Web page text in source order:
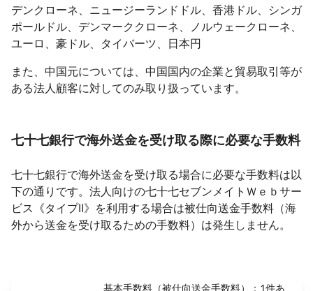
デンクローネ、ニュージーランドドル、香港ドル、シンガ
ポールドル、デンマーククローネ、ノルウェークローネ、
ユーロ、豪ドル、タイバーツ、日本円
また、中国元については、中国国内の企業と貿易取引等が
ある法人顧客に対してのみ取り扱っています。
七十七銀行で海外送金を受け取る際に必要な手数料
七十七銀行で海外送金を受け取る場合に必要な手数料は以
下の通りです。法人向けの七十七セブンメイトＷｅｂサー
ビス《タイプⅡ》を利用する場合は被仕向送金手数料（海
外から送金を受け取るための手数料）は発生しません。
基本手数料（被仕向送金手数料）：1件あ